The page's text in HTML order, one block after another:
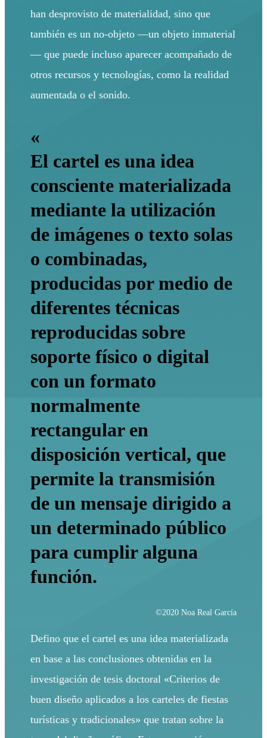
han desprovisto de materialidad, sino que
también es un no-objeto —un objeto inmaterial
— que puede incluso aparecer acompañado de
otros recursos y tecnologías, como la realidad
aumentada o el sonido.
«
El cartel es una idea
consciente materializada
mediante la utilización
de imágenes o texto solas
o combinadas,
producidas por medio de
diferentes técnicas
reproducidas sobre
soporte físico o digital
con un formato
normalmente
rectangular en
disposición vertical, que
permite la transmisión
de un mensaje dirigido a
un determinado público
para cumplir alguna
función.
©2020 Noa Real García
Defino que el cartel es una idea materializada
en base a las conclusiones obtenidas en la
investigación de tesis doctoral «Criterios de
buen diseño aplicados a los carteles de fiestas
turísticas y tradicionales» que tratan sobre la